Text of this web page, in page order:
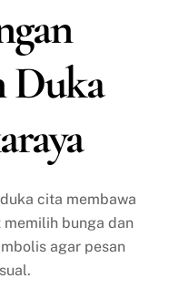
Duka
cita membawa
bunga dan
agar pesan